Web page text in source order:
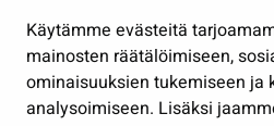
Käytämme evästeitä
mainosten räätälöimiseen,
ominaisuuksien tukemiseen ja
analysoimiseen. Lisäksi
Työ ja yrittäminen
Osallistu ja asioi
Näytä omat evästeasetukseni